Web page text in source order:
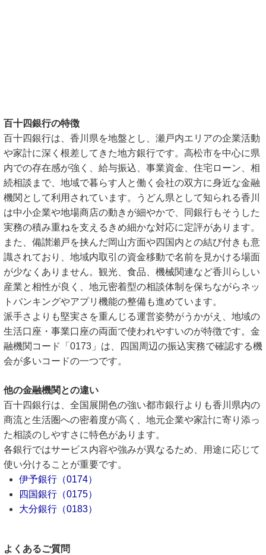
百十四銀行の特徴
百十四銀行は、香川県を地盤とし、瀬戸内エリアの企業活動
や家計に深く根差してきた地方銀行です。高松市を中心に県
内での存在感が強く、給与振込、事業資金、住宅ローン、相
続相談まで、地域で暮らす人と働く会社の双方に身近な金融
機関として利用されています。うどん県として知られる香川
は中小企業や地場商店の動きが細やかで、同銀行もそうした
実務の積み重ねを支えるきめ細かな対応に定評があります。
また、備讃瀬戸を挟んだ岡山方面や四国内との結び付きも意
識されており、地域内取引の資金移動で名前を見かける場面
が少なくありません。観光、食品、機械関連など香川らしい
産業と相性が良く、地元密着型の相談体制を保ちながらネッ
トバンキングやアプリ機能の整備も進めています。
派手さよりも堅実さを重んじる運営姿勢がうかがえ、地域の
生活口座・事業口座の両面で使われやすいのが特徴です。金
融機関コード「0173」は、四国周辺の振込実務で確認する機
会が多いコードの一つです。
他の金融機関との違い
百十四銀行は、全国展開色の強い都市銀行よりも香川県内の
商流と生活圏への密着度が高く、地元企業や家計に寄り添っ
た相談のしやすさに特色があります。
各銀行ではサービス内容や強みが異なるため、用途に応じて
使い分けることが重要です。
伊予銀行（0174）
四国銀行（0175）
大分銀行（0183）
よくあるご質問